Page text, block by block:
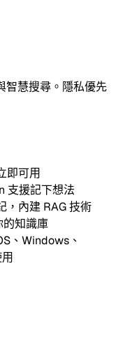
智慧搜尋。隱私優先
即可用
支援記下想法
內建 RAG 技術
知識庫
、Windows、